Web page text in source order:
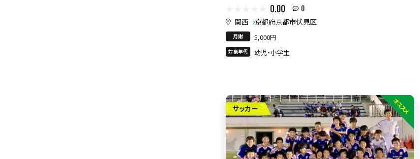
0.00 0
関西 京都府京都市伏見区
月謝 5,000円
対象年代 幼児・小学生
サッカー オススメ